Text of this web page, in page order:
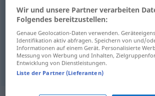
proclamer verkündenöffentlich
promulguer verkündenGesetz
prononcer verkündenUrteil
Wir und unsere Partner verarbeiten
Folgendes bereitzustellen:
Genaue Geolocation-Daten verwenden.
Identifikation aktiv abfragen. Speichern von und/
Informationen auf einem Gerät. Personalisierte
Messung von Werbung und Inhalten,
Entwicklung von Dienstleistungen.
Liste der Partner (Lieferanten)